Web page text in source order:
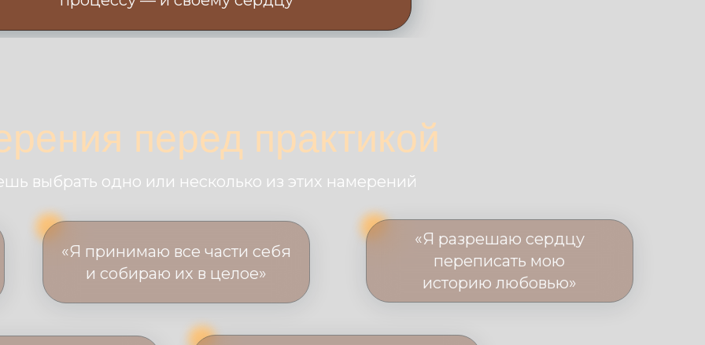
перед практикой
«Я принимаю все части себя
и собираю их в целое»
«Я разрешаю сердцу
переписать мою
историю любовью»
выбрать одно или несколько из этих намерений